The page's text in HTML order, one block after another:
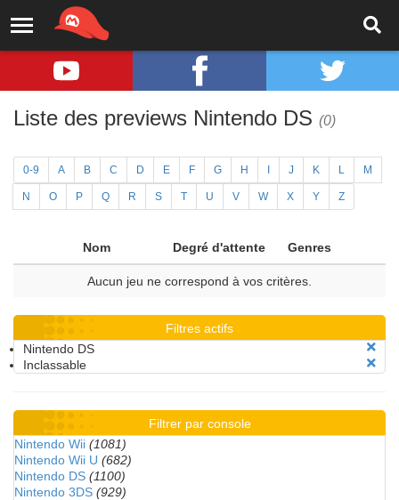
Liste des previews Nintendo DS (0)
0-9 A B C D E F G H J K L M
N O P Q R S T U V W X Y Z
Nom Degré d'attente Genres
Aucun jeu ne correspond à vos critères.
Filtres actifs
Nintendo DS
Inclassable
Filtrer par console
Nintendo Wii (1081)
Nintendo Wii U (682)
Nintendo DS (1100)
Nintendo 3DS (929)